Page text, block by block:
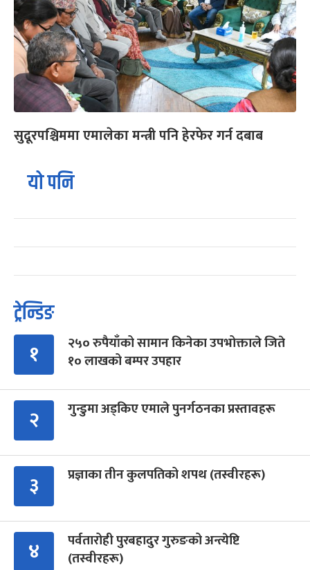
सुदूरपश्चिममा एमालेका मन्त्री पनि हेरफेर गर्न दबाब
यो पनि
ट्रेन्डिङ
१
२५० रुपैयाँको सामान किनेका उपभोक्ताले जिते
१० लाखको बम्पर उपहार
२ गुन्डुमा अड्किए एमाले पुनर्गठनका प्रस्तावहरू
३ प्रज्ञाका तीन कुलपतिको शपथ (तस्वीरहरू)
४
पर्वतारोही पुरबहादुर गुरुङको अन्त्येष्टि
(तस्वीरहरू)